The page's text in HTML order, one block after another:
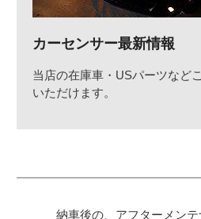
カーセンサー最新情報
当店の在庫車・USパーツなど
いただけます。
納車後の、アフターメン